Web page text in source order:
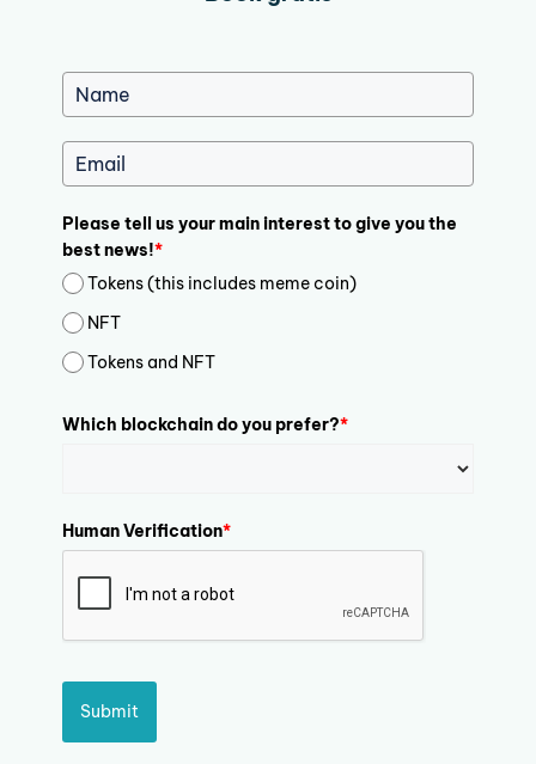
Please tell us your main interest to give you the
best news!*
Tokens (this includes meme coin)
NFT
Tokens and NFT
Which blockchain do you prefer?*
Human Verification*
Submit